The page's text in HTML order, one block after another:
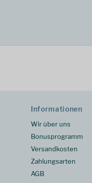
Informationen
Wir über uns
Bonusprogramm
Versandkosten
Zahlungsarten
AGB